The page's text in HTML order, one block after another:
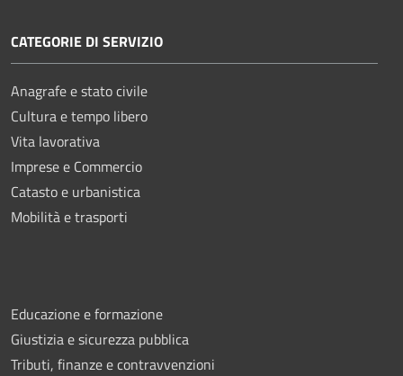
CATEGORIE DI SERVIZIO
Anagrafe e stato civile
Cultura e tempo libero
Vita lavorativa
Imprese e Commercio
Catasto e urbanistica
Mobilità e trasporti
Educazione e formazione
Giustizia e sicurezza pubblica
Tributi, finanze e contravvenzioni